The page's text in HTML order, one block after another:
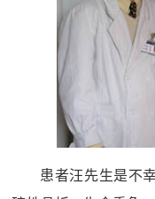
患者汪先生是不